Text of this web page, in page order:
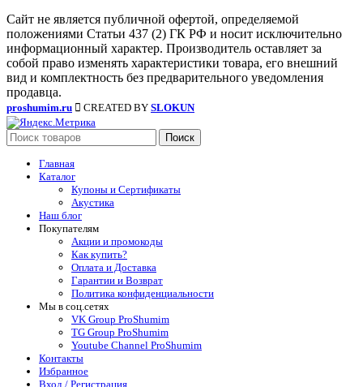
Сайт не является публичной офертой, определяемой
положениями Статьи 437 (2) ГК РФ и носит исключительно
информационный характер. Производитель оставляет за
собой право изменять характеристики товара, его внешний
вид и комплектность без предварительного уведомления
продавца.
proshumim.ru CREATED BY SLOKUN
Поиск
Главная
Каталог
Купоны и Сертификаты
Акустика
Наш блог
Покупателям
Акции и промокоды
Как купить?
Оплата и Доставка
Гарантии и Возврат
Политика конфиденциальности
Мы в соц.сетях
VK Group ProShumim
TG Group ProShumim
Youtube Channel ProShumim
Контакты
Избранное
Вход / Регистрация